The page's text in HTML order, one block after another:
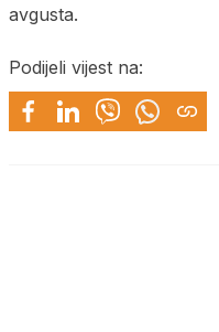
avgusta.
Podijeli vijest na: